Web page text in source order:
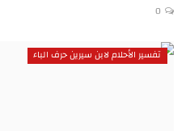
0
تفسير الأحلام لابن سيرين حرف الباء